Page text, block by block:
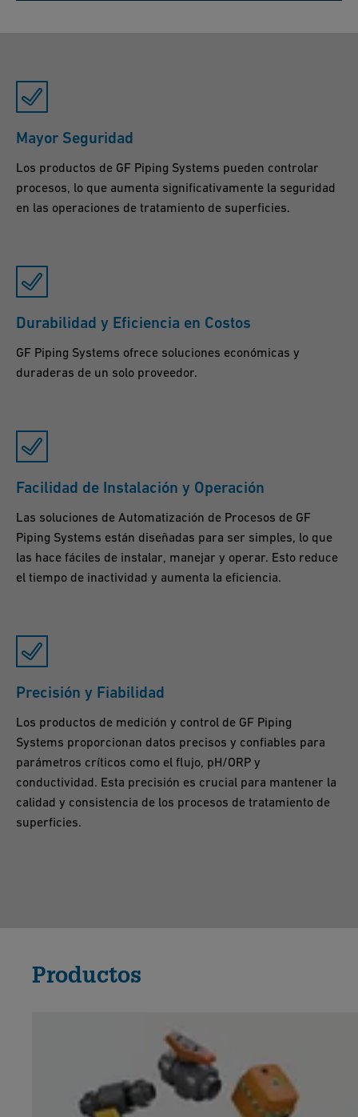
Mayor Seguridad
Los productos de GF Piping Systems pueden controlar
procesos, lo que aumenta significativamente la seguridad
en las operaciones de tratamiento de superficies.
Durabilidad y Eficiencia en Costos
GF Piping Systems ofrece soluciones económicas y
duraderas de un solo proveedor.
Facilidad de Instalación y Operación
Las soluciones de Automatización de Procesos de GF
Piping Systems están diseñadas para ser simples, lo que
las hace fáciles de instalar, manejar y operar. Esto reduce
el tiempo de inactividad y aumenta la eficiencia.
Precisión y Fiabilidad
Los productos de medición y control de GF Piping
Systems proporcionan datos precisos y confiables para
parámetros críticos como el flujo, pH/ORP y
conductividad. Esta precisión es crucial para mantener la
calidad y consistencia de los procesos de tratamiento de
superficies.
Productos